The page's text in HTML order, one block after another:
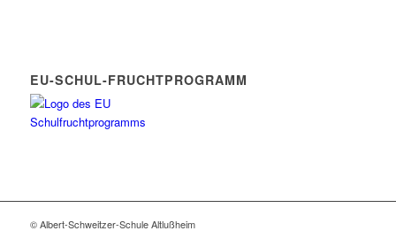
EU-SCHUL-FRUCHTPROGRAMM
© Albert-Schweitzer-Schule Altlußheim